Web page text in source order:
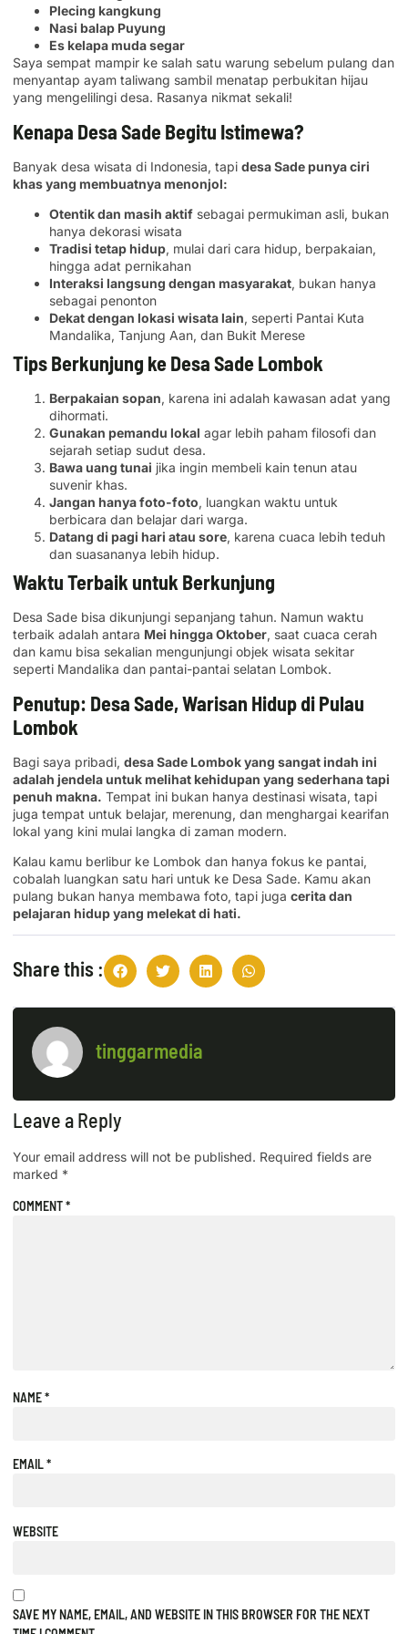
Plecing kangkung
Nasi balap Puyung
Es kelapa muda segar
Saya sempat mampir ke salah satu warung sebelum pulang dan
menyantap ayam taliwang sambil menatap perbukitan hijau
yang mengelilingi desa. Rasanya nikmat sekali!
Kenapa Desa Sade Begitu Istimewa?
Banyak desa wisata di Indonesia, tapi desa Sade punya ciri
khas yang membuatnya menonjol:
Otentik dan masih aktif sebagai permukiman asli, bukan
hanya dekorasi wisata
Tradisi tetap hidup, mulai dari cara hidup, berpakaian,
hingga adat pernikahan
Interaksi langsung dengan masyarakat, bukan hanya
sebagai penonton
Dekat dengan lokasi wisata lain, seperti Pantai Kuta
Mandalika, Tanjung Aan, dan Bukit Merese
Tips Berkunjung ke Desa Sade Lombok
Berpakaian sopan, karena ini adalah kawasan adat yang
dihormati.
Gunakan pemandu lokal agar lebih paham filosofi dan
sejarah setiap sudut desa.
Bawa uang tunai jika ingin membeli kain tenun atau
suvenir khas.
Jangan hanya foto-foto, luangkan waktu untuk
berbicara dan belajar dari warga.
Datang di pagi hari atau sore, karena cuaca lebih teduh
dan suasananya lebih hidup.
Waktu Terbaik untuk Berkunjung
Desa Sade bisa dikunjungi sepanjang tahun. Namun waktu
terbaik adalah antara Mei hingga Oktober, saat cuaca cerah
dan kamu bisa sekalian mengunjungi objek wisata sekitar
seperti Mandalika dan pantai-pantai selatan Lombok.
Penutup: Desa Sade, Warisan Hidup di Pulau
Lombok
Bagi saya pribadi, desa Sade Lombok yang sangat indah ini
adalah jendela untuk melihat kehidupan yang sederhana tapi
penuh makna. Tempat ini bukan hanya destinasi wisata, tapi
juga tempat untuk belajar, merenung, dan menghargai kearifan
lokal yang kini mulai langka di zaman modern.
Kalau kamu berlibur ke Lombok dan hanya fokus ke pantai,
cobalah luangkan satu hari untuk ke Desa Sade. Kamu akan
pulang bukan hanya membawa foto, tapi juga cerita dan
pelajaran hidup yang melekat di hati.
Share this :
tinggarmedia
Leave a Reply
Your email address will not be published. Required fields are
marked *
COMMENT*
NAME*
EMAIL*
WEBSITE
SAVE MY NAME, EMAIL, AND WEBSITE IN THIS BROWSER FOR THE NEXT